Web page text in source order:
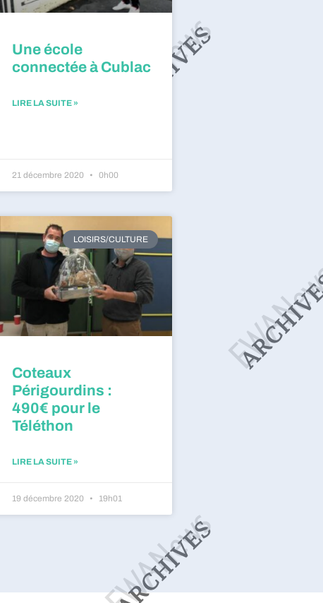
Une école
connectée à Cublac
LIRE LA SUITE »
21 décembre 2020 0h00
LOISIRS/CULTURE
Coteaux
Périgourdins :
490€ pour le
Téléthon
LIRE LA SUITE »
19 décembre 2020 19h01